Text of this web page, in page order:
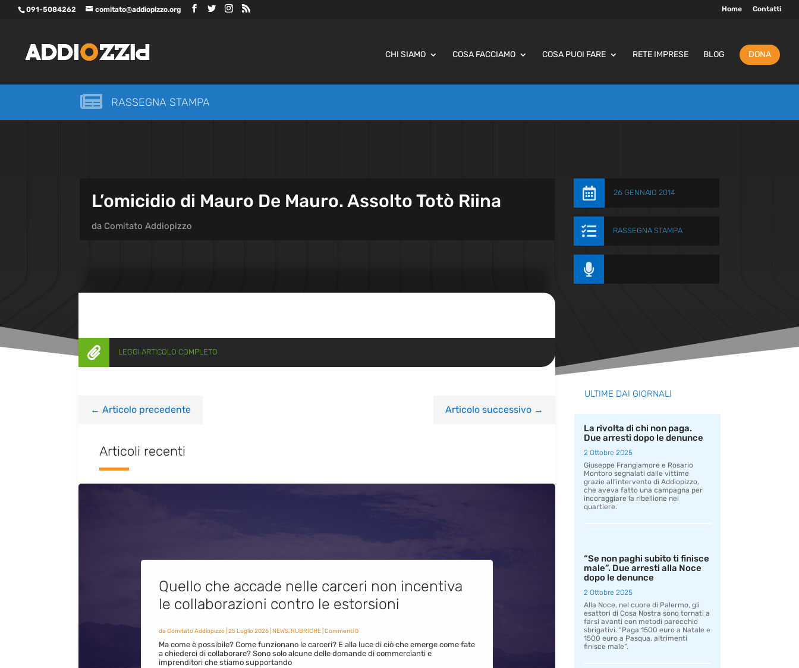
091-5084262 comitato@addiopizzo.org Home Contatti
CHI SIAMO COSA FACCIAMO COSA PUOI FARE RETE IMPRESE BLOG DONA
 RASSEGNA STAMPA
L’omicidio di Mauro De Mauro. Assolto Totò Riina
da Comitato Addiopizzo
 26 GENNAIO 2014
 RASSEGNA STAMPA

 LEGGI ARTICOLO COMPLETO
← Articolo precedente Articolo successivo→
Articoli recenti
Quello che accade nelle carceri non incentiva
le collaborazioni contro le estorsioni
da Comitato Addiopizzo| 25 Luglio 2026| NEWS,RUBRICHE| Commenti 0
Ma come è possibile? Come funzionano le carceri? E alla luce di ciò che emerge come fate
a chiederci di collaborare? Sono solo alcune delle domande di commercianti e
imprenditori che stiamo supportando
ULTIME DAI GIORNALI
La rivolta di chi non paga.
Due arresti dopo le denunce
2 Ottobre 2025
Giuseppe Frangiamore e Rosario
Montoro segnalati dalle vittime
grazie all’intervento di Addiopizzo,
che aveva fatto una campagna per
incoraggiare la ribellione nel
quartiere.
“Se non paghi subito ti finisce
male”. Due arresti alla Noce
dopo le denunce
2 Ottobre 2025
Alla Noce, nel cuore di Palermo, gli
esattori di Cosa Nostra sono tornati a
farsi avanti con metodi parecchio
sbrigativi. “Paga 1500 euro a Natale e
1500 euro a Pasqua, altrimenti
finisce male”.